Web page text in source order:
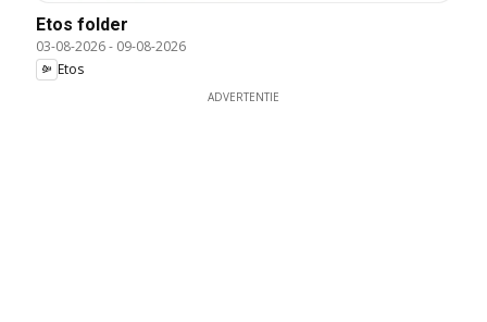
Etos folder
03-08-2026- 09-08-2026
Etos
ADVERTENTIE